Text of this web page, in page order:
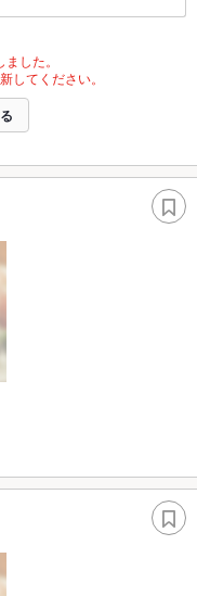
した。
してください。